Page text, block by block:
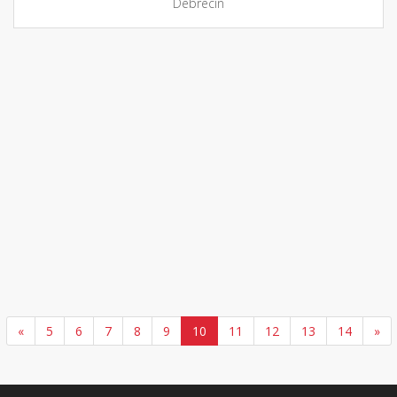
« 5 6 7 8 9 10 11 12 13 14 »